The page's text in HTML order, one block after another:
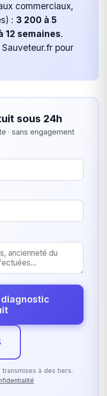
commerciaux,
: 3 200 à 5
12 semaines.
pour
sous 24h
· sans engagement
diagnostic
à des tiers.